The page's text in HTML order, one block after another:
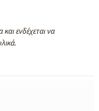
ενδέχεται να